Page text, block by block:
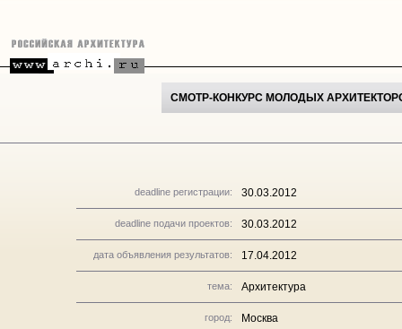
СМОТР-КОНКУРС МОЛОДЫХ
deadline регистрации: 30.03.2012
deadline подачи проектов: 30.03.2012
дата объявления результатов: 17.04.2012
тема: Архитектура
город: Москва